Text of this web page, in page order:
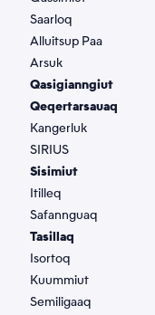
Saarloq
Alluitsup Paa
Arsuk
Qasigianngiut
Qeqertarsauaq
Kangerluk
SIRIUS
Sisimiut
Itilleq
Safannguaq
Tasillaq
Isortoq
Kuummiut
Semiligaaq